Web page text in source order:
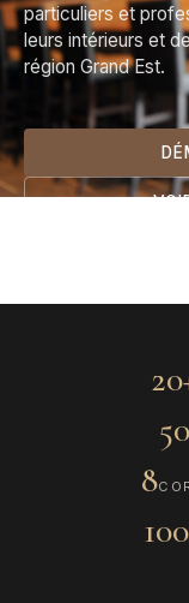
particuliers et
leurs intérieurs et
région Grand Est.
8